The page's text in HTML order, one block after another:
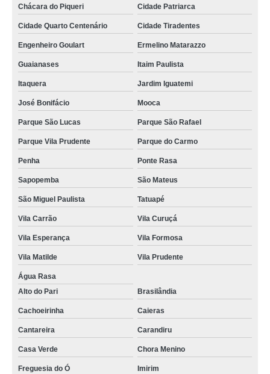
bem casado para casamento Parque São Lucas
onde encontro bem casado doce Vila Albertina
bem casado lembrancinha valores Pirituba
bem casado lembrancinha Hortolândia
bem casado simples valores Pacaembu
bem casado embalagem preço Alto de Pinheiros
quanto custa bem casado embalagem Vila Curuçá
bem casado para casamento valores Socorro
lembrancinha de bem casado Raposo Tavares
docinho bem casado preço Jardim Guarapiranga
onde encontro bem casado para casamento Carandiru
bem casado de lembrancinha preço Itupeva
bem casado casamento preço Jardim Paulistano
quanto custa bem casado simples Tatuapé
bem casado simples Casa Verde
quanto custa bem casado de lembrancinha Louveira
Chácara do Piqueri Cidade Patriarca
Cidade Quarto Centenário Cidade Tiradentes
Engenheiro Goulart Ermelino Matarazzo
Guaianases Itaim Paulista
Itaquera Jardim Iguatemi
José Bonifácio Mooca
Parque São Lucas Parque São Rafael
Parque Vila Prudente Parque do Carmo
Penha Ponte Rasa
Sapopemba São Mateus
São Miguel Paulista Tatuapé
Vila Carrão Vila Curuçá
Vila Esperança Vila Formosa
Vila Matilde Vila Prudente
Água Rasa
Alto do Pari
Brasilândia
Cachoeirinha Caieras
Cantareira Carandiru
Casa Verde Chora Menino
Freguesia do Ó Imirim